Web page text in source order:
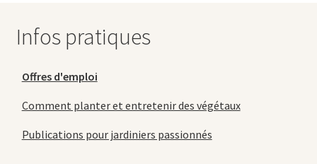
Infos pratiques
Offres d'emploi
Comment planter et entretenir des végétaux
Publications pour jardiniers passionnés